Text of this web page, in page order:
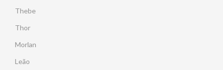
Thebe
Thor
Morlan
Leão